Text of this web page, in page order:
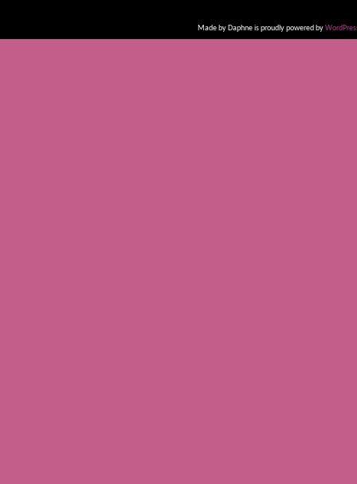
Made by Daphne is proudly powered by